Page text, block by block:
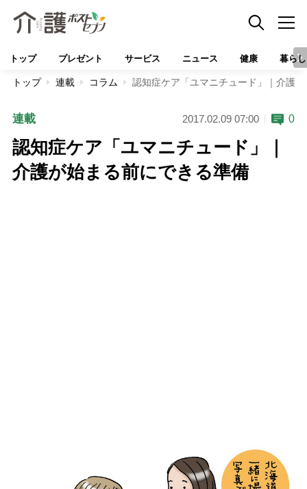
トップ プレゼント サービス ニュース 健康 暮らし
トップ 連載 コラム 認知症ケア「ユマニチュード」｜介護
連載 2017.02.09 07:00 0
認知症ケア「ユマニチュード」｜
介護が始まる前にできる準備